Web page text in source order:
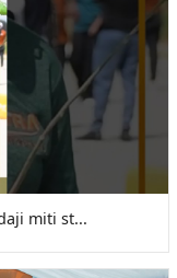
miti st...